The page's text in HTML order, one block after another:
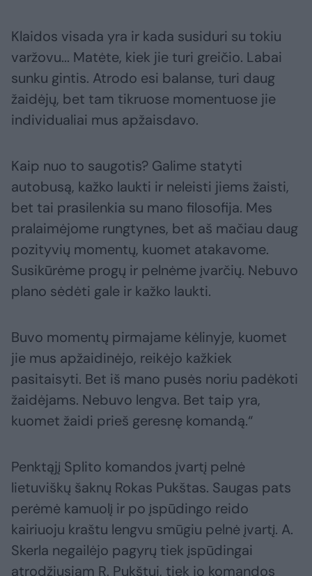
Klaidos visada yra ir kada susiduri su tokiu
varžovu... Matėte, kiek jie turi greičio. Labai
sunku gintis. Atrodo esi balanse, turi daug
žaidėjų, bet tam tikruose momentuose jie
individualiai mus apžaisdavo.
Kaip nuo to saugotis? Galime statyti
autobusą, kažko laukti ir neleisti jiems žaisti,
bet tai prasilenkia su mano filosofija. Mes
pralaimėjome rungtynes, bet aš mačiau daug
pozityvių momentų, kuomet atakavome.
Susikūrėme progų ir pelnėme įvarčių. Nebuvo
plano sėdėti gale ir kažko laukti.
Buvo momentų pirmajame kėlinyje, kuomet
jie mus apžaidinėjo, reikėjo kažkiek
pasitaisyti. Bet iš mano pusės noriu padėkoti
žaidėjams. Nebuvo lengva. Bet taip yra,
kuomet žaidi prieš geresnę komandą.“
Penktąjį Splito komandos įvartį pelnė
lietuviškų šaknų Rokas Pukštas. Saugas pats
perėmė kamuolį ir po įspūdingo reido
kairiuoju kraštu lengvu smūgiu pelnė įvartį. A.
Skerla negailėjo pagyrų tiek įspūdingai
atrodžiusiam R. Pukštui, tiek jo komandos